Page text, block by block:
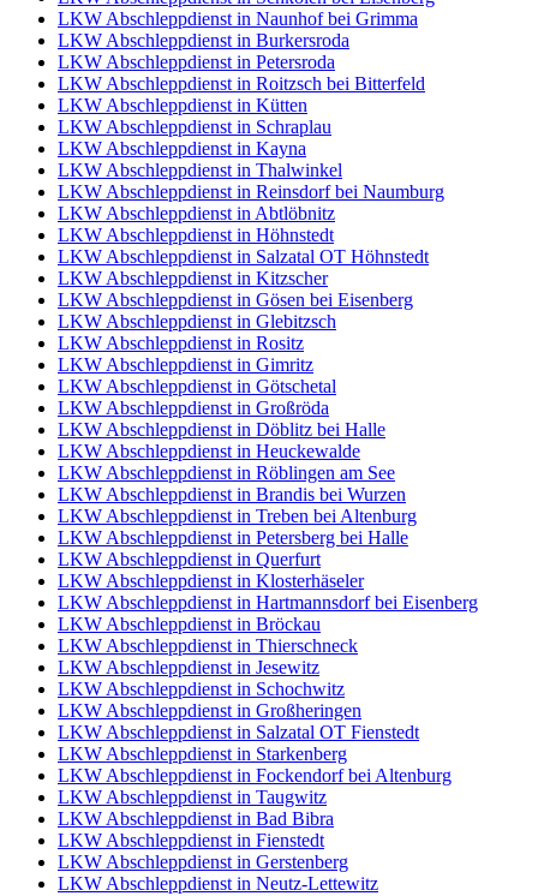
LKW Abschleppdienst in Naunhof bei Grimma
LKW Abschleppdienst in Burkersroda
LKW Abschleppdienst in Petersroda
LKW Abschleppdienst in Roitzsch bei Bitterfeld
LKW Abschleppdienst in Kütten
LKW Abschleppdienst in Schraplau
LKW Abschleppdienst in Kayna
LKW Abschleppdienst in Thalwinkel
LKW Abschleppdienst in Reinsdorf bei Naumburg
LKW Abschleppdienst in Abtlöbnitz
LKW Abschleppdienst in Höhnstedt
LKW Abschleppdienst in Salzatal OT Höhnstedt
LKW Abschleppdienst in Kitzscher
LKW Abschleppdienst in Gösen bei Eisenberg
LKW Abschleppdienst in Glebitzsch
LKW Abschleppdienst in Rositz
LKW Abschleppdienst in Gimritz
LKW Abschleppdienst in Götschetal
LKW Abschleppdienst in Großröda
LKW Abschleppdienst in Döblitz bei Halle
LKW Abschleppdienst in Heuckewalde
LKW Abschleppdienst in Röblingen am See
LKW Abschleppdienst in Brandis bei Wurzen
LKW Abschleppdienst in Treben bei Altenburg
LKW Abschleppdienst in Petersberg bei Halle
LKW Abschleppdienst in Querfurt
LKW Abschleppdienst in Klosterhäseler
LKW Abschleppdienst in Hartmannsdorf bei Eisenberg
LKW Abschleppdienst in Bröckau
LKW Abschleppdienst in Thierschneck
LKW Abschleppdienst in Jesewitz
LKW Abschleppdienst in Schochwitz
LKW Abschleppdienst in Großheringen
LKW Abschleppdienst in Salzatal OT Fienstedt
LKW Abschleppdienst in Starkenberg
LKW Abschleppdienst in Fockendorf bei Altenburg
LKW Abschleppdienst in Taugwitz
LKW Abschleppdienst in Bad Bibra
LKW Abschleppdienst in Fienstedt
LKW Abschleppdienst in Gerstenberg
LKW Abschleppdienst in Neutz-Lettewitz